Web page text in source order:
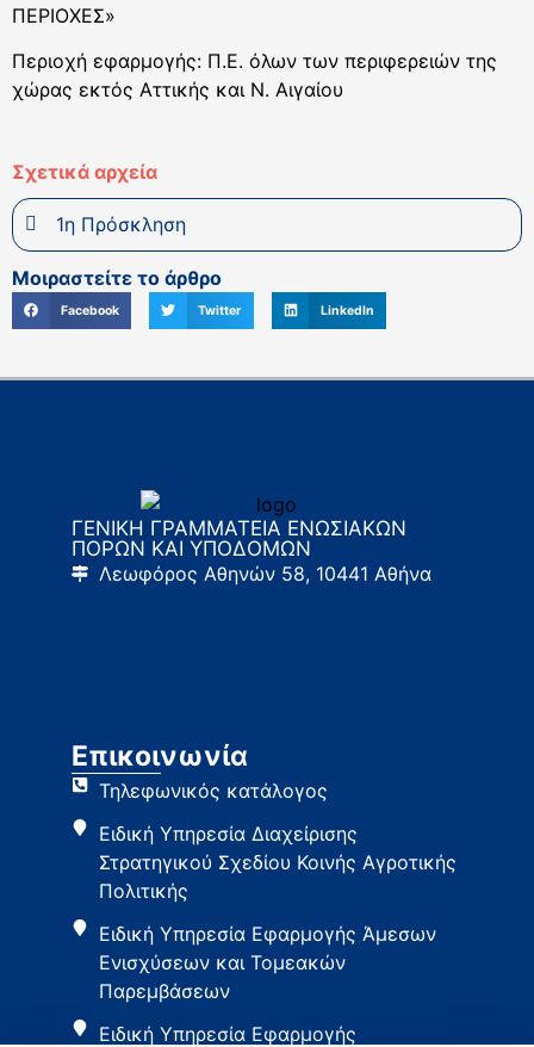
ΠΕΡΙΟΧΕΣ»
Περιοχή εφαρμογής: Π.Ε. όλων των περιφερειών της
χώρας εκτός Αττικής και Ν. Αιγαίου
Σχετικά αρχεία
1η Πρόσκληση
Μοιραστείτε το άρθρο
Facebook Twitter LinkedIn
ΓΕΝΙΚΗ ΓΡΑΜΜΑΤΕΙΑ ΕΝΩΣΙΑΚΩΝ
ΠΟΡΩΝ ΚΑΙ ΥΠΟΔΟΜΩΝ
Λεωφόρος Αθηνών 58, 10441 Αθήνα
Επικοινωνία
Τηλεφωνικός κατάλογος
Ειδική Υπηρεσία Διαχείρισης
Στρατηγικού Σχεδίου Κοινής Αγροτικής
Πολιτικής
Ειδική Υπηρεσία Εφαρμογής Άμεσων
Ενισχύσεων και Τομεακών
Παρεμβάσεων
Ειδική Υπηρεσία Εφαρμογής